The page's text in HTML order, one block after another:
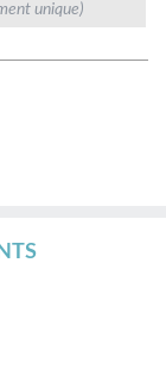
unique)